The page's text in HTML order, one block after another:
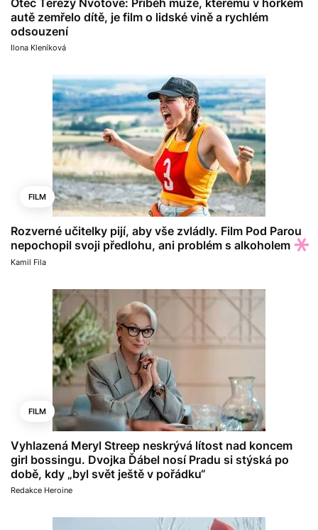
autě zemřelo dítě, je film o lidské vině a rychlém
odsouzení
Ilona Kleníková
FILM
Rozverné učitelky pijí, aby vše zvládly. Film Pod Parou
nepochopil svoji předlohu, ani problém s alkoholem
Kamil Fila
FILM
Vyhlazená Meryl Streep neskrývá lítost nad koncem
girl bossingu. Dvojka Ďábel nosí Pradu si stýská po
době, kdy „byl svět ještě v pořádku“
Redakce Heroine